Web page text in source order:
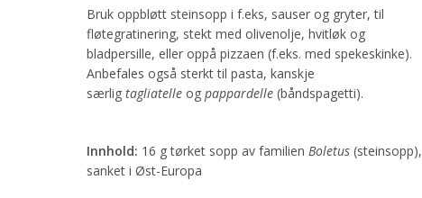
Bruk oppbløtt steinsopp i f.eks, sauser og gryter, til
fløtegratinering, stekt med olivenolje, hvitløk og
bladpersille, eller oppå pizzaen (f.eks. med spekeskinke).
Anbefales også sterkt til pasta, kanskje
særlig tagliatelleog pappardelle(båndspagetti).
Innhold: 16 g tørket sopp av familien Boletus(steinsopp),
sanket i Øst-Europa